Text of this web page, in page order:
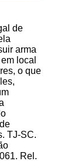
de
arma
local
o que
TJ-SC.
Rel.